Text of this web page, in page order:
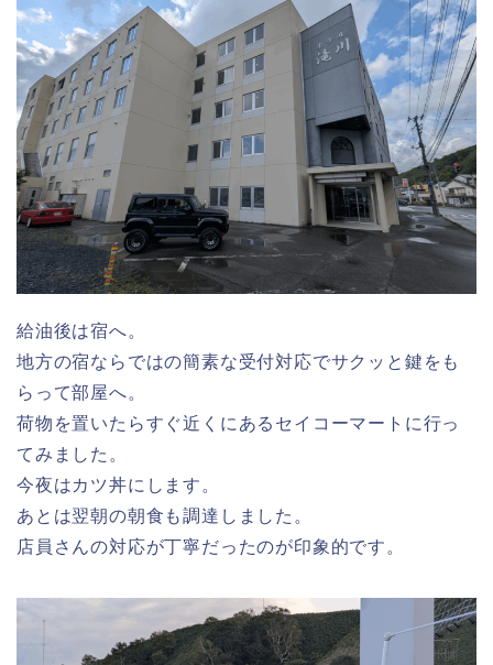
給油後は宿へ。
地方の宿ならではの簡素な受付対応でサクッと鍵をも
らって部屋へ。
荷物を置いたらすぐ近くにあるセイコーマートに行っ
てみました。
今夜はカツ丼にします。
あとは翌朝の朝食も調達しました。
店員さんの対応が丁寧だったのが印象的です。